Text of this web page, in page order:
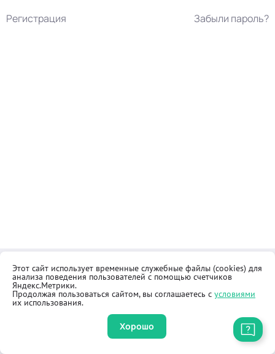
Регистрация Забыли пароль?
Контакты
Как купить
Общественная приёмная
Реквизиты
Оферта
Правила продажи товаров
Этот сайт использует временные служебные файлы (cookies) для
анализа поведения пользователей с помощью счетчиков
Яндекс.Метрики.
Продолжая пользоваться сайтом, вы соглашаетесь с условиями
их использования.
Хорошо